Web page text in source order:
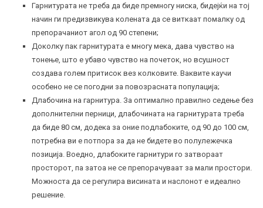
Гарнитурата не треба да биде премногу ниска, бидејќи на тој
начин ги предизвикува колената да се виткаат помалку од
препорачаниот агол од 90 степени;
Доколку пак гарнитурата е многу мека, дава чувство на
тонење, што е убаво чувство на почеток, но всушност
создава голем притисок вез колковите. Ваквите каучи
особено не се погодни за повозрасната популација;
Длабочина на гарнитура. За оптимално правилно седење без
дополнителни перници, длабочината на гарнитурата треба
да биде 80 см, додека за оние подлабоките, од 90 до 100 см,
потребна ви е потпора за да не бидете во полулежечка
позиција. Воедно, длабоките гарнитури го затвораат
просторот, па затоа не се препорачуваат за мали простори.
Можноста да се регулира висината и наслонот е идеално
решение.